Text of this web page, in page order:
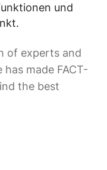
und
of experts and
made FACT-
the best